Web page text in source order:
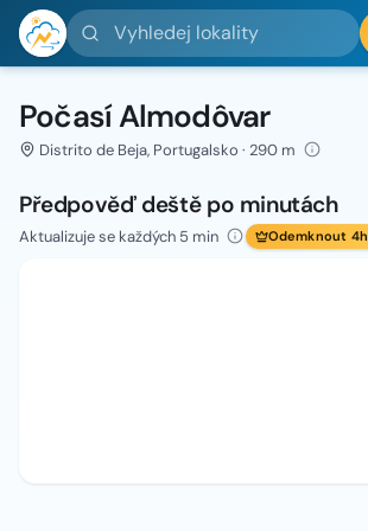
Vyhledej lokality
Počasí Almodôvar
Distrito de Beja, Portugalsko · 290 m
Předpověď deště po minutách
Aktualizuje se každých 5 min Odemknout 4h